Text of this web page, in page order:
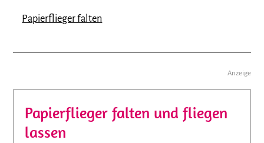
Papierflieger falten
Anzeige
Papierflieger falten und fliegen
lassen